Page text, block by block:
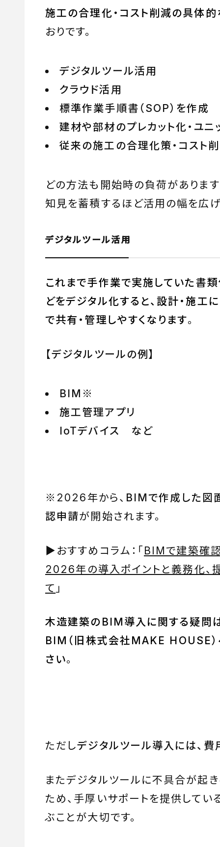
施工の合理化・コスト削減の具体
おりです。
デジタルツール活用
クラウド活用
標準作業手順書（SOP）を作成
建材や部材のプレカット化・ユニ
従来の施工の合理化策・コスト
どの方法も開始時の負荷がありま
知見を蓄積するほど活用の幅を広げ
デジタルツール活用
これまで手作業で実施していた書
どをデジタル化すると、設計・施工
で共有・管理しやすくなります。
【デジタルツールの例】
BIM ※
施工管理アプリ
IoTデバイス など
※2026年から、 BIMで作成した図
認申請が開始されます。
▶︎おすすめコラム：「 BIMで建築確
2026年の導入ポイントと義務化、
て 」
木造建築のBIM導入に関する疑問
BIM（旧株式会社MAKE HOUSE
さい。
ただしデジタルツール導入には、
またデジタルツールに不具合が起
ため、手厚いサポートを提供してい
ぶことが大切です。